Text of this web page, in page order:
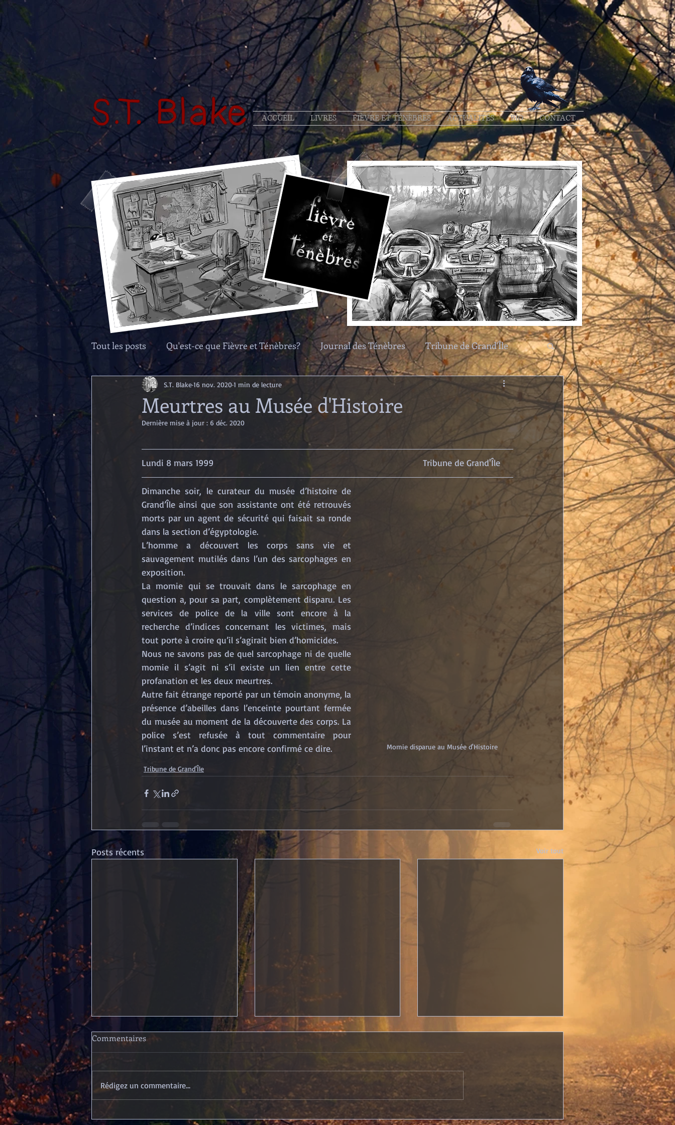
ACCUEIL LIVRES FIÈVRE ET TÉNÈBRES ACTUALITÉS BIO CONTACT
Tout les posts Qu'est-ce que Fièvre et Ténèbres? Journal des Ténèbres Tribune de Grand'Île
Cartes Lieux Personnalités notables Groupes et organisations Monstres et créatures
Meurtres au Musée d'Histoire
S.T. Blake16 nov. 20201 min de lecture
Dernière mise à jour : 6 déc. 2020
Lundi 8 mars 1999											Tribune de Grand'Île
Momie disparue au Musée d'Histoire
Dimanche soir, le curateur du musée d’histoire de
Grand’Île ainsi que son assistante ont été retrouvés
morts par un agent de sécurité qui faisait sa ronde
dans la section d’égyptologie.
L’homme a découvert les corps sans vie et
sauvagement mutilés dans l’un des sarcophages en
exposition.
La momie qui se trouvait dans le sarcophage en
question a, pour sa part, complètement disparu. Les
services de police de la ville sont encore à la
recherche d’indices concernant les victimes, mais
tout porte à croire qu’il s’agirait bien d’homicides.
Nous ne savons pas de quel sarcophage ni de quelle
momie il s’agit ni s’il existe un lien entre cette
profanation et les deux meurtres.
Autre fait étrange reporté par un témoin anonyme, la
présence d’abeilles dans l’enceinte pourtant fermée
du musée au moment de la découverte des corps. La
police s’est refusée à tout commentaire pour
l’instant et n’a donc pas encore confirmé ce dire.
Tribune de Grand'Île
Posts récents Voir tout
Mystérieux vol au cimetière
Disparition à Grand’Île
Commentaires
Rédigez un commentaire...